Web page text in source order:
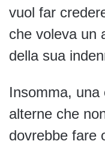
vuol far
che voleva un
della sua
Insomma, una
alterne che
dovrebbe fare